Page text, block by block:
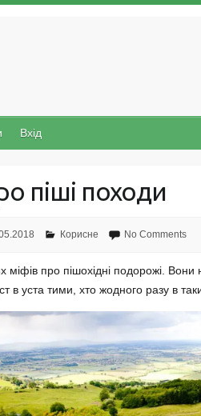
Вхід
піші походи
Корисне No Comments
міфів про пішохідні подорожі.
в уста тими, хто жодного разу в